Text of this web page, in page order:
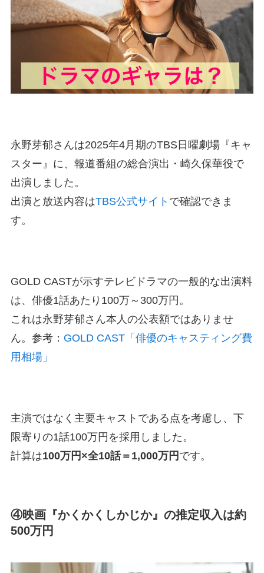
永野芽郁さんは2025年4月期のTBS日曜劇場『キャ
スター』に、報道番組の総合演出・崎久保華役で
出演しました。
出演と放送内容はTBS公式サイト で確認できま
す。
GOLD CASTが示すテレビドラマの一般的な出演料
は、俳優1話あたり100万～300万円。
これは永野芽郁さん本人の公表額ではありませ
ん。参考： GOLD CAST「俳優のキャスティング費
用相場」
主演ではなく主要キャストである点を考慮し、下
限寄りの1話100万円を採用しました。
計算は100万円×全10話＝1,000万円 です。
④映画『かくかくしかじか』の推定収入は約
500万円